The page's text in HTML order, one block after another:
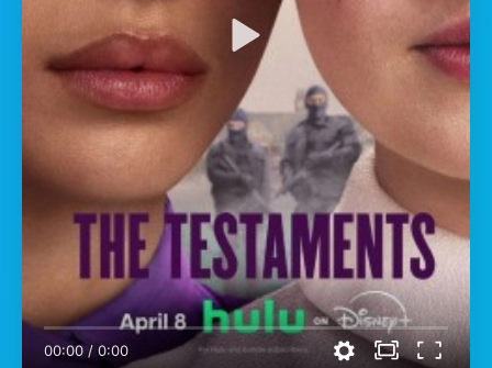
00:00 / 0:00